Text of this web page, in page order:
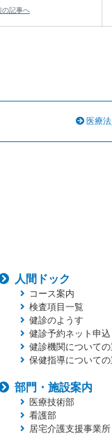
の記事へ
医療
人間ドック
コース案内
検査項目一覧
健診のようす
健診予約ネット申込
健診機関について
保健指導について
部門・施設案内
医療技術部
看護部
居宅介護支援事業所